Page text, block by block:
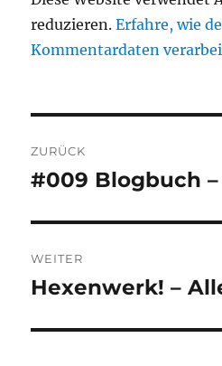
reduzieren.Erfahre, wie
Kommentardaten
ZURÜCK
Vorheriger
#009 Blogbuch
WEITER
Nächster
Hexenwerk! –